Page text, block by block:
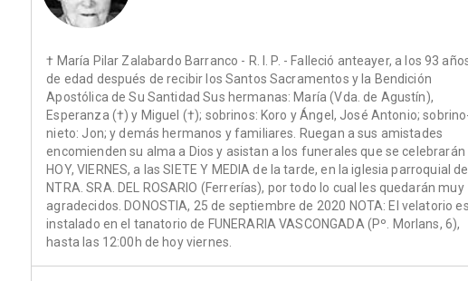
† María Pilar Zalabardo Barranco - R. I. P. - Falleció anteayer, a los 93
de edad después de recibir los Santos Sacramentos y la Bendición
Apostólica de Su Santidad Sus hermanas: María (Vda. de Agustín),
Esperanza (†) y Miguel (†); sobrinos: Koro y Ángel, José Antonio;
nieto: Jon; y demás hermanos y familiares. Ruegan a sus amistades
encomienden su alma a Dios y asistan a los funerales que se celebrarán
HOY, VIERNES, a las SIETE Y MEDIA de la tarde, en la iglesia parroquial de
NTRA. SRA. DEL ROSARIO (Ferrerías), por todo lo cual les quedarán muy
agradecidos. DONOSTIA, 25 de septiembre de 2020 NOTA: El velatorio
instalado en el tanatorio de FUNERARIA VASCONGADA (Pº. Morlans, 6),
hasta las 12:00h de hoy viernes.